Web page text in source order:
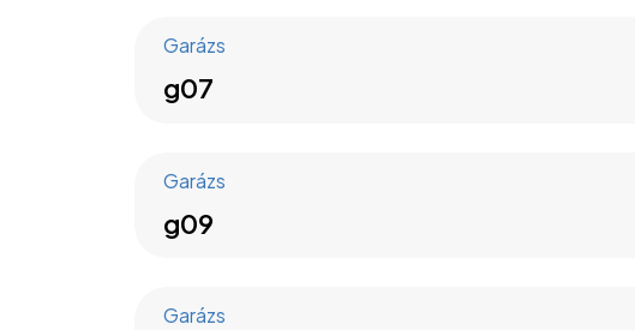
Garázs
g07
Garázs
g09
Garázs